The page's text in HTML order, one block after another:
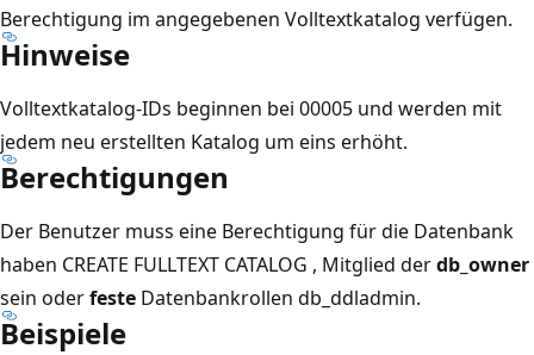
Berechtigung im angegebenen Volltextkatalog verfügen.
Hinweise
Volltextkatalog-IDs beginnen bei 00005 und werden mit
jedem neu erstellten Katalog um eins erhöht.
Berechtigungen
Der Benutzer muss eine Berechtigung für die Datenbank
haben CREATE FULLTEXT CATALOG , Mitglied derdb_owner
sein oderfeste Datenbankrollen db_ddladmin.
Beispiele